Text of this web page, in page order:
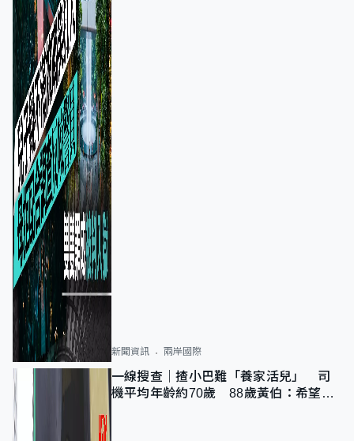
新聞資訊 兩岸國際
一線搜查｜揸小巴難「養家活兒」 司
機平均年齡約70歲 88歲黃伯：希望一